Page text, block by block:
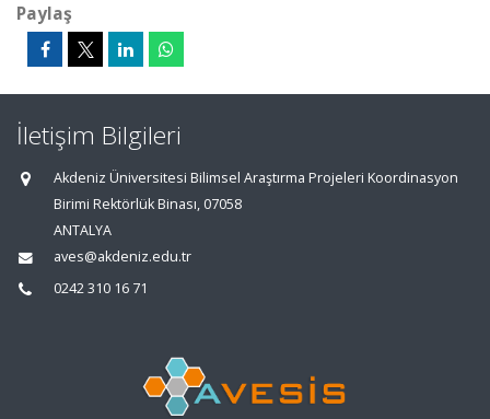
Paylaş
İletişim Bilgileri
Akdeniz Üniversitesi Bilimsel Araştırma Projeleri Koordinasyon
Birimi Rektörlük Binası, 07058
ANTALYA
aves@akdeniz.edu.tr
0242 310 16 71